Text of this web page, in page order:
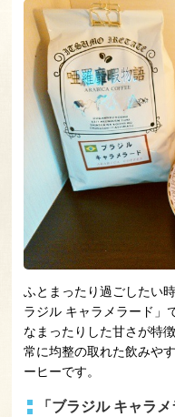
ふとまったり過ごしたい
ラジル キャラメラード」
なまったりした甘さが特
常に均整の取れた飲みや
ーヒーです。
「ブラジル キャラ